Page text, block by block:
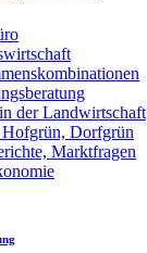
der Landwirtschaft
Hofgrün, Dorfgrün
Marktfragen